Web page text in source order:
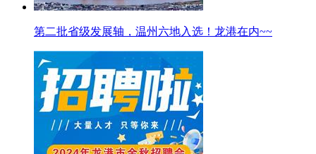
第二批省级发展轴，温州六地入选！龙港在内~~